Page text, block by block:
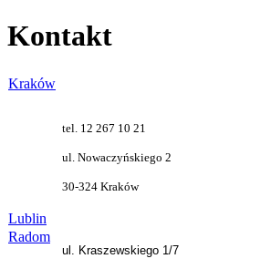
Kontakt
Kraków
tel. 12 267 10 21
ul. Nowaczyńskiego 2
30-324 Kraków
Lublin
Radom
ul. Kraszewskiego 1/7